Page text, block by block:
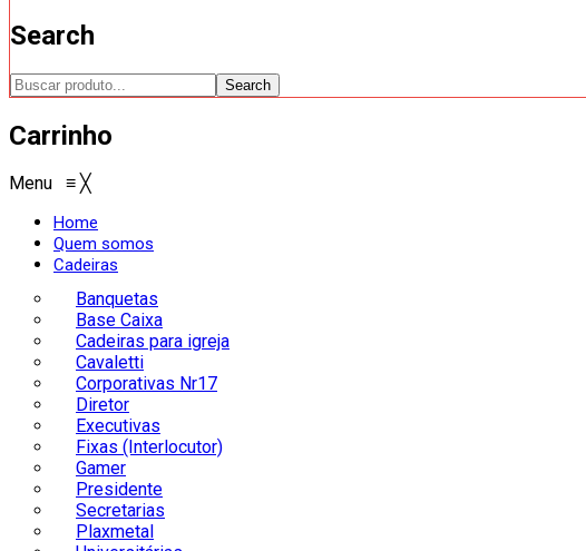
Search
Search
Carrinho
Menu ≡ ╳
Home
Quem somos
Cadeiras
Banquetas
Base Caixa
Cadeiras para igreja
Cavaletti
Corporativas Nr17
Diretor
Executivas
Fixas (Interlocutor)
Gamer
Presidente
Secretarias
Plaxmetal